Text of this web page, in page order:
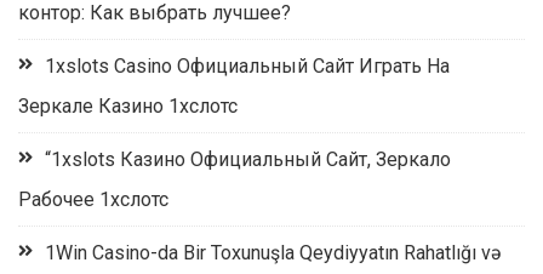
контор: Как выбрать лучшее?
1xslots Casino Официальный Сайт Играть На
Зеркале Казино 1хслотс
“1xslots Казино Официальный Сайт, Зеркало
Рабочее 1хслотс
1Win Casino-da Bir Toxunuşla Qeydiyyatın Rahatlığı və